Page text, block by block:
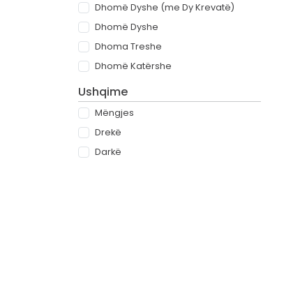
Dhomë Dyshe (me Dy Krevatë)
Dhomë Dyshe
Dhoma Treshe
Dhomë Katërshe
Ushqime
Mëngjes
Drekë
Darkë